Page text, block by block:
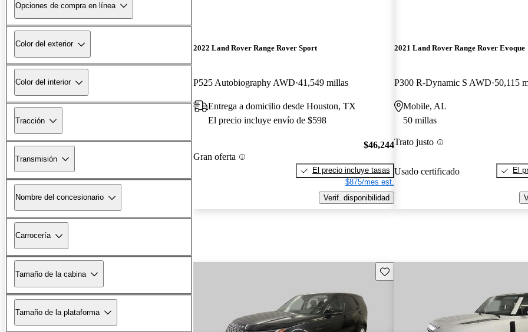
Opciones de compra en línea
Color del exterior
Color del interior
Tracción
Transmisión
Nombre del concesionario
Carrocería
Tamaño de la cabina
Tamaño de la plataforma
2022 Land Rover Range Rover Sport
P525 Autobiography AWD 41,549 millas
Entrega a domicilio desde Houston, TX
El precio incluye envío de $598
Gran oferta
$46,244
El precio incluye tasas
$875/mes est.
Verif. disponibilidad
2021 Land Rover Range Rover Evoque
P300 R-Dynamic S AWD 50,115
Mobile, AL
50 millas
Trato justo
Usado certificado
El
Guarda este Aviso